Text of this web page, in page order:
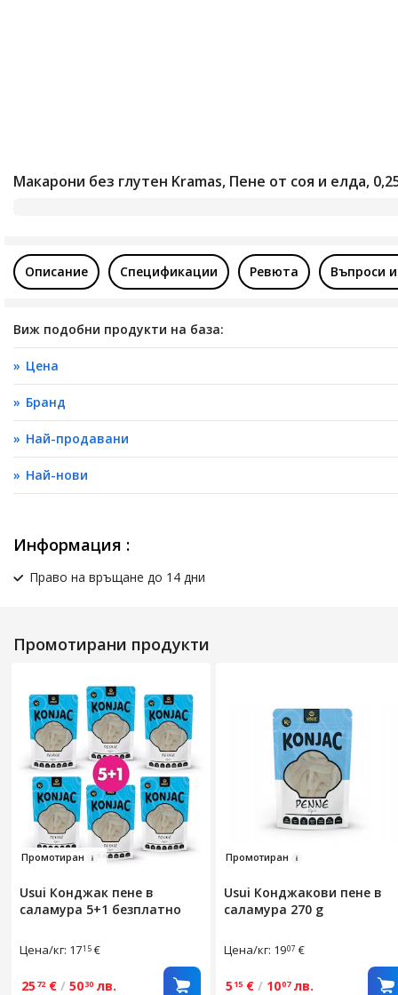
Макарони без глутен Kramas, Пене от соя и елда,
Информация :
Право на връщане до 14 дни
Описание Спецификации Ревюта Въпроси
Виж подобни продукти на база:
Цена
Бранд
Най-продавани
Най-нови
Промотирани продукти
Промотиран
Usui Конджак пене в
саламура 5+1 безплатно
Цена/кг: 1715 €
25 72 € / 5030 лв.
Промотиран
Usui Конджакови пене в
саламура 270 g
Цена/кг: 1907 €
5 15 € / 1007 лв.